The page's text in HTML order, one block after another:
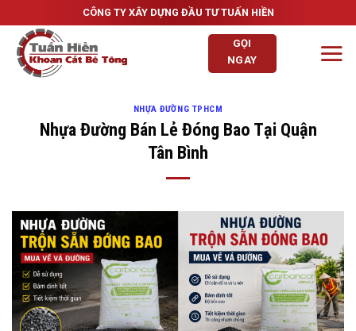
to
content
CÔNG TY XÂY DỰNG ĐẦU TƯ TUẤN HIỀN
GỌI
NGAY
NHỰA ĐƯỜNG TPHCM
Nhựa Đường Bán Lẻ Đóng Bao Tại Quận
Tân Bình